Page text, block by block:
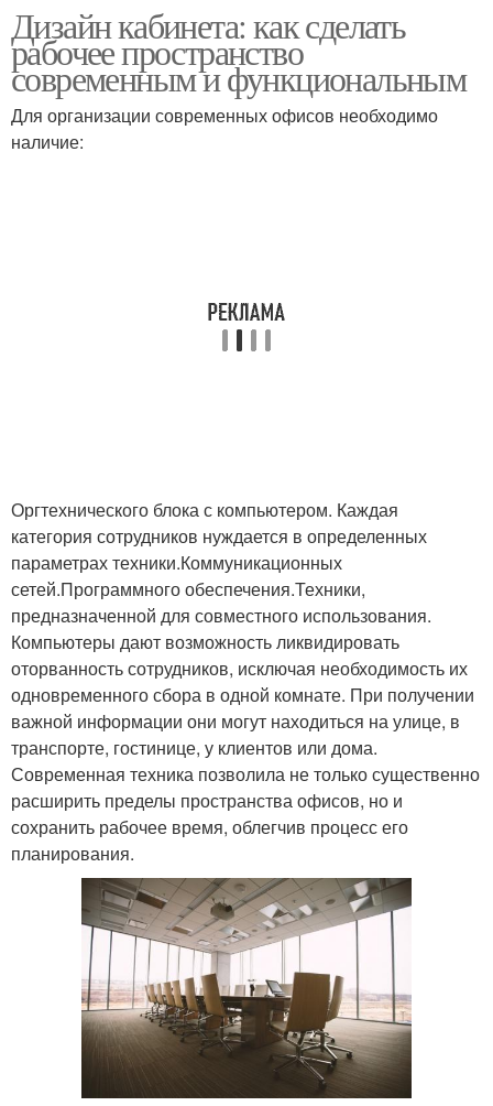
Материалы в кабинете
небольшом рабочем
Кабинет в общей
Дизайн кабинета: как сделать
рабочее пространство
современным и функциональным
Для организации современных офисов необходимо
наличие:
Оргтехнического блока с компьютером. Каждая
категория сотрудников нуждается в определенных
параметрах техники.Коммуникационных
сетей.Программного обеспечения.Техники,
предназначенной для совместного использования.
Компьютеры дают возможность ликвидировать
оторванность сотрудников, исключая необходимость их
одновременного сбора в одной комнате. При получении
важной информации они могут находиться на улице, в
транспорте, гостинице, у клиентов или дома.
Современная техника позволила не только существенно
расширить пределы пространства офисов, но и
сохранить рабочее время, облегчив процесс его
планирования.